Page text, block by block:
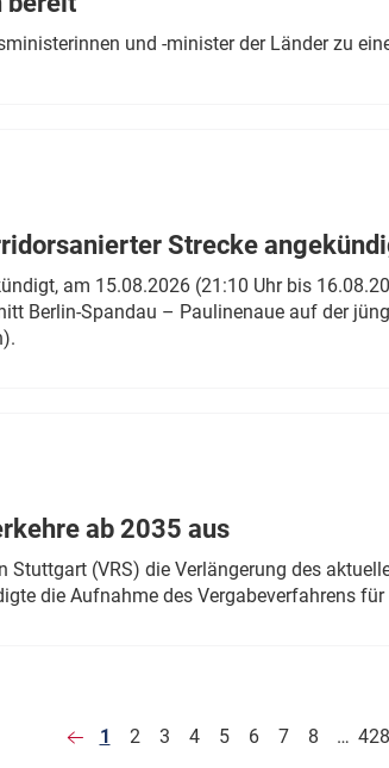
und -minister der Länder zu
Strecke
am 15.08.2026 (21:10 Uhr bis
Berlin-Spandau – Paulinenaue auf der
ab 2035 aus
Stuttgart (VRS) die Verlängerung des
die Aufnahme des Vergabeverfahrens
1 2 3 4 5 6 7 8 …